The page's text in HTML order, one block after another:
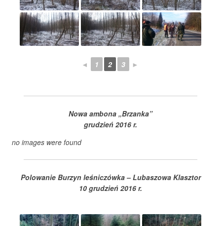
◄ 1 2 3 ►
Nowa ambona „Brzanka”
grudzień 2016 r.
no images were found
Polowanie Burzyn leśniczówka – Lubaszowa Klasztor
10 grudzień 2016 r.